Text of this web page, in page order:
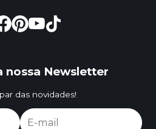
nossa Newsletter
das novidades!